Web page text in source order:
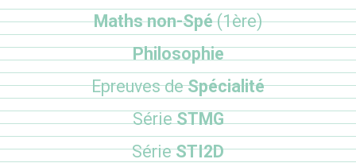
Maths non-Spé(1ère)
Philosophie
Epreuves deSpécialité
SérieSTMG
SérieSTI2D